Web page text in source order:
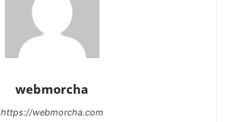
webmorcha
https://webmorcha.com